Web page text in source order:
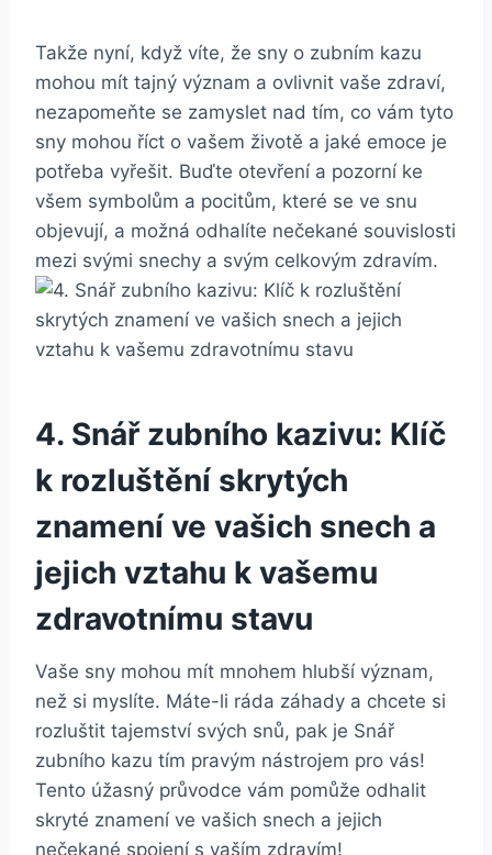
Takže nyní, když‌ víte, že ⁤sny o zubním ‌kazu
mohou ​mít tajný význam a ovlivnit vaše​ zdraví, ​
nezapomeňte se ⁣zamyslet‌ nad ‌tím, co ‌vám tyto
sny​ mohou říct o vašem ​životě‍ a ⁤jaké emoce je
potřeba vyřešit. Buďte ‌otevření a pozorní ke
všem‍ symbolům a⁤ pocitům, ⁤které ​se ⁤ve ⁣snu
objevují, a možná odhalíte⁢ nečekané ​souvislosti
‌mezi svými snechy a svým ‍celkovým zdravím.
4. Snář zubního kazivu: ⁢Klíč⁣
k rozluštění skrytých
znamení ve vašich snech a​
jejich vztahu ⁣k vašemu
zdravotnímu stavu
Vaše⁣ sny mohou ⁢mít⁣ mnohem hlubší význam,
než si myslíte. Máte-li ráda záhady a chcete si
⁤rozluštit tajemství ​svých snů, ⁤pak⁣ je ⁢Snář
zubního‍ kazu tím pravým nástrojem pro vás!
Tento úžasný průvodce⁣ vám pomůže odhalit
skryté znamení ‌ve vašich snech a jejich
nečekané ​spojení ⁣s vaším​ zdravím!